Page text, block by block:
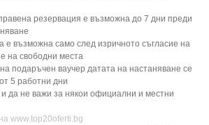
резервация е възможна до 7 дни преди
е възможна само след изричното съгласие на
на свободни места
подаръчен ваучер датата на настаняване се
5 работни дни
да не важи за някои официални и местни
www.top20oferti.bg